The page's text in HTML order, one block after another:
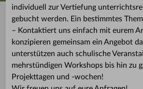
individuell zur Vertiefung
gebucht werden. Ein bestimmtes
– Kontaktiert uns einfach mit eurem
konzipieren gemeinsam ein Angebot
unterstützen auch schulische
mehrstündigen Workshops bis hin zu
Projekttagen und -wochen!